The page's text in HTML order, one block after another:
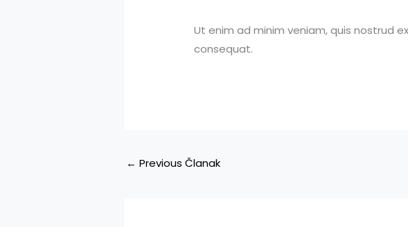
Ut enim ad minim veniam, quis nostrud
consequat.
← Previous Članak